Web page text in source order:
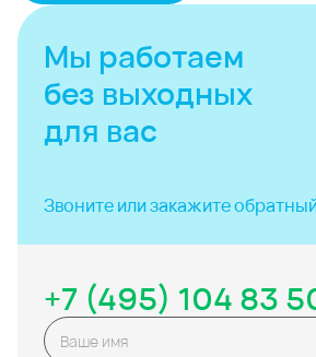
Мы работаем
без выходных
для вас
Звоните или закажите
+7 (495) 104 83